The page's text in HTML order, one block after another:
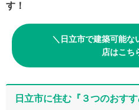
す！
＼日立市で建築可能な
店はこち
日立市に住む『３つのおすす